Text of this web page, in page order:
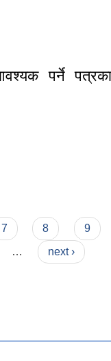
पर्ने पत्रका
7 8
9
…
next ›